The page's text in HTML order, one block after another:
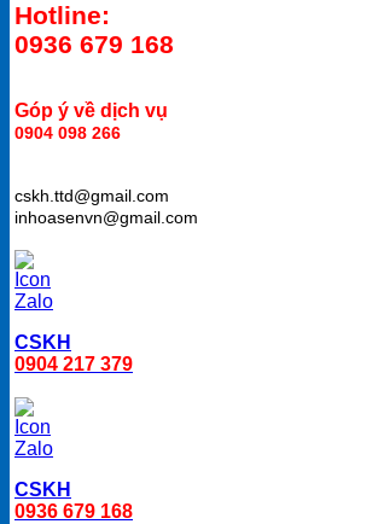
Hotline:
0936 679 168
Góp ý về dịch vụ
0904 098 266
cskh.ttd@gmail.com
inhoasenvn@gmail.com
CSKH
0904 217 379
CSKH
0936 679 168